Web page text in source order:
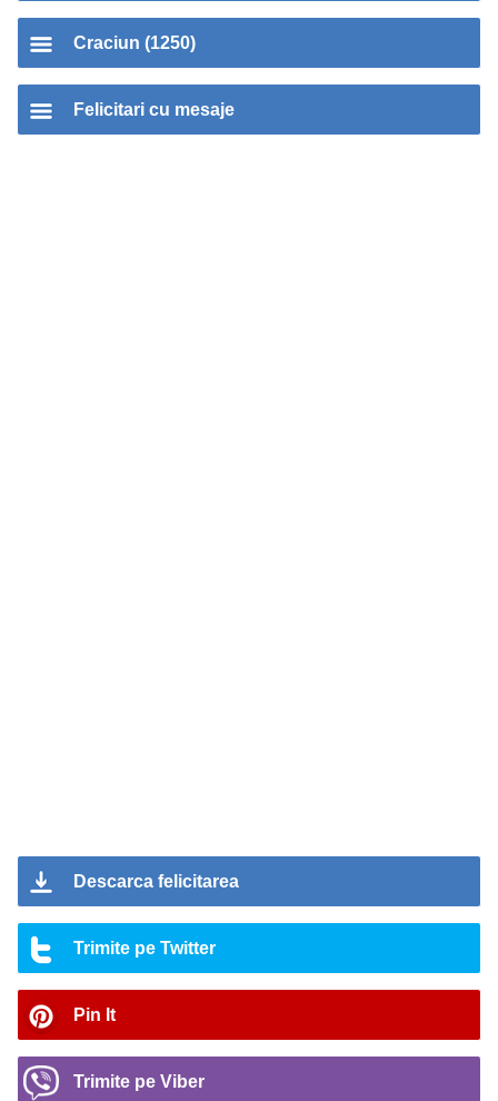
Craciun (1250)
Felicitari cu mesaje
Descarca felicitarea
Trimite pe Twitter
Pin It
Trimite pe Viber